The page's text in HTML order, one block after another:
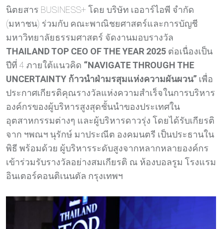
นิตยสาร BUSINESS+ โดย บริษัท เออาร์ไอพี จำกัด
(มหาชน) ร่วมกับ คณะพาณิชยศาสตร์และการบัญชี
มหาวิทยาลัยธรรมศาสตร์ จัดงานมอบรางวัล
THAILAND TOP CEO OF THE YEAR 2025 ต่อเนื่องเป็น
ปีที่ 4 ภายใต้แนวคิด “NAVIGATE THROUGH THE
UNCERTAINTY ก้าวนำฝ่ามรสุมแห่งความผันผวน” เพื่อ
ประกาศเกียรติคุณรางวัลแห่งความสำเร็จในการบริหาร
องค์กรของผู้บริหารสูงสุดชั้นนำของประเทศใน
อุตสาหกรรมต่างๆ และผู้บริหารดาวรุ่ง โดยได้รับเกียรติ
จาก ฯพณฯ นุรักษ์ มาประณีต องคมนตรี เป็นประธานใน
พิธี พร้อมด้วย ผู้บริหารระดับสูงจากหลากหลายองค์กร
เข้าร่วมรับรางวัลอย่างสมเกียรติ ณ ห้องบอลรูม โรงแรม
อินเตอร์คอนติเนนตัล กรุงเทพฯ